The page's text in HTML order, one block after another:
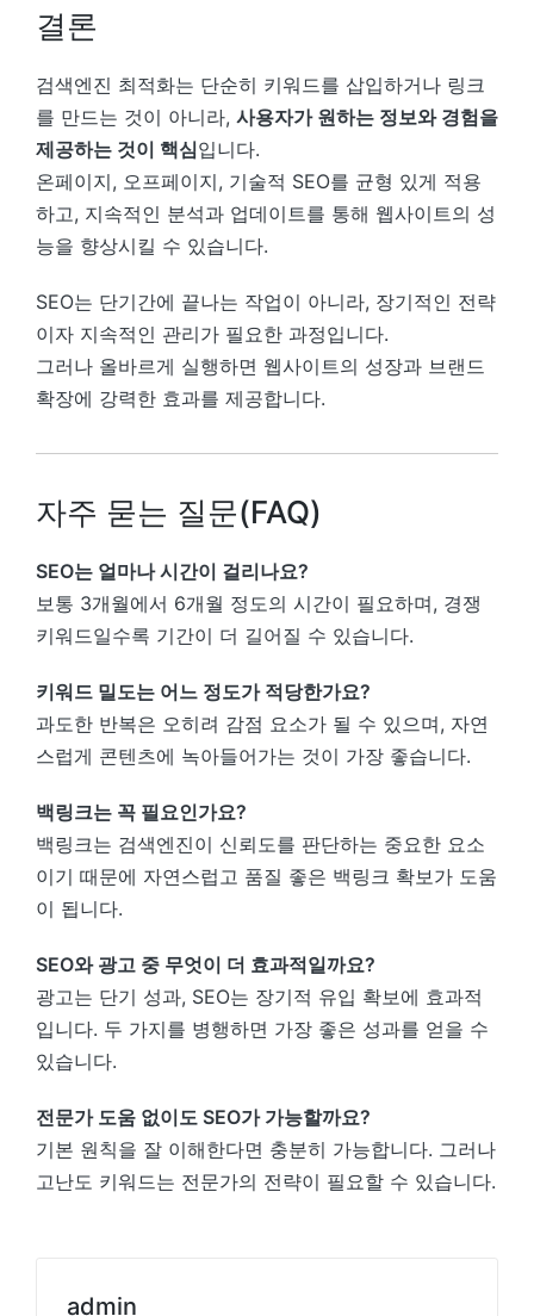
결론
검색엔진 최적화는 단순히 키워드를 삽입하거나 링크
를 만드는 것이 아니라, 사용자가 원하는 정보와 경험을
제공하는 것이 핵심입니다.
온페이지, 오프페이지, 기술적 SEO를 균형 있게 적용
하고, 지속적인 분석과 업데이트를 통해 웹사이트의 성
능을 향상시킬 수 있습니다.
SEO는 단기간에 끝나는 작업이 아니라, 장기적인 전략
이자 지속적인 관리가 필요한 과정입니다.
그러나 올바르게 실행하면 웹사이트의 성장과 브랜드
확장에 강력한 효과를 제공합니다.
자주 묻는 질문(FAQ)
SEO는 얼마나 시간이 걸리나요?
보통 3개월에서 6개월 정도의 시간이 필요하며, 경쟁
키워드일수록 기간이 더 길어질 수 있습니다.
키워드 밀도는 어느 정도가 적당한가요?
과도한 반복은 오히려 감점 요소가 될 수 있으며, 자연
스럽게 콘텐츠에 녹아들어가는 것이 가장 좋습니다.
백링크는 꼭 필요인가요?
백링크는 검색엔진이 신뢰도를 판단하는 중요한 요소
이기 때문에 자연스럽고 품질 좋은 백링크 확보가 도움
이 됩니다.
SEO와 광고 중 무엇이 더 효과적일까요?
광고는 단기 성과, SEO는 장기적 유입 확보에 효과적
입니다. 두 가지를 병행하면 가장 좋은 성과를 얻을 수
있습니다.
전문가 도움 없이도 SEO가 가능할까요?
기본 원칙을 잘 이해한다면 충분히 가능합니다. 그러나
고난도 키워드는 전문가의 전략이 필요할 수 있습니다.
admin